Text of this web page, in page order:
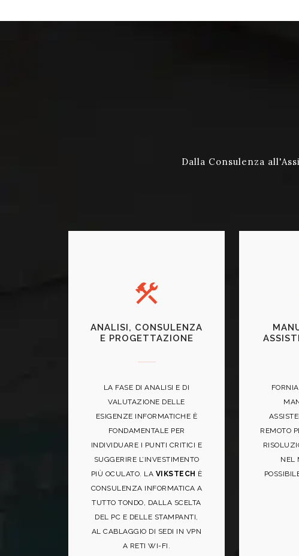
Dalla Consulenza
ANALISI, CONSULENZA
E PROGETTAZIONE
LA FASE DI ANALISI E DI
VALUTAZIONE DELLE
ESIGENZE INFORMATICHE È
FONDAMENTALE PER
INDIVIDUARE I PUNTI CRITICI E
SUGGERIRE L’INVESTIMENTO
PIÙ OCULATO. LA VIKSTECH È
CONSULENZA INFORMATICA A
TUTTO TONDO, DALLA SCELTA
DEL PC E DELLE STAMPANTI,
AL CABLAGGIO DI SEDI IN VPN
A RETI WI-FI.
REMOTO
NEL